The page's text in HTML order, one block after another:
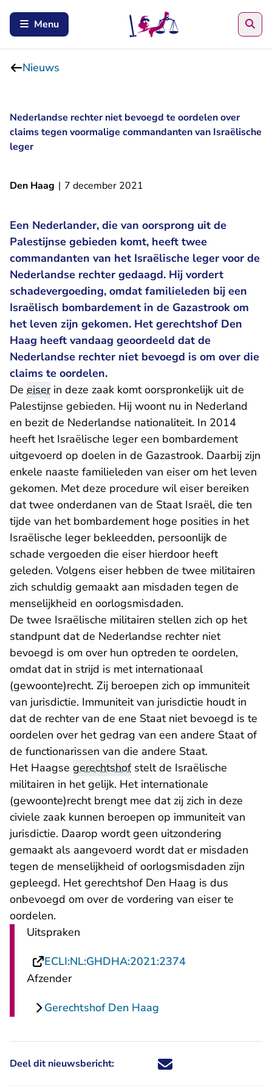
Menu
Nieuws
Nederlandse rechter niet bevoegd te oordelen over
claims tegen voormalige commandanten van Israëlische
leger
Den Haag | 7 december 2021
Een Nederlander, die van oorsprong uit de
Palestijnse gebieden komt, heeft twee
commandanten van het Israëlische leger voor de
Nederlandse rechter gedaagd. Hij vordert
schadevergoeding, omdat familieleden bij een
Israëlisch bombardement in de Gazastrook om
het leven zijn gekomen. Het gerechtshof Den
Haag heeft vandaag geoordeeld dat de
Nederlandse rechter niet bevoegd is om over die
claims te oordelen.
De eiserin deze zaak komt oorspronkelijk uit de
Palestijnse gebieden. Hij woont nu in Nederland
en bezit de Nederlandse nationaliteit. In 2014
heeft het Israëlische leger een bombardement
uitgevoerd op doelen in de Gazastrook. Daarbij zijn
enkele naaste familieleden van eiser om het leven
gekomen. Met deze procedure wil eiser bereiken
dat twee onderdanen van de Staat Israël, die ten
tijde van het bombardement hoge posities in het
Israëlische leger bekleedden, persoonlijk de
schade vergoeden die eiser hierdoor heeft
geleden. Volgens eiser hebben de twee militairen
zich schuldig gemaakt aan misdaden tegen de
menselijkheid en oorlogsmisdaden.
De twee Israëlische militairen stellen zich op het
standpunt dat de Nederlandse rechter niet
bevoegd is om over hun optreden te oordelen,
omdat dat in strijd is met internationaal
(gewoonte)recht. Zij beroepen zich op immuniteit
van jurisdictie. Immuniteit van jurisdictie houdt in
dat de rechter van de ene Staat niet bevoegd is te
oordelen over het gedrag van een andere Staat of
de functionarissen van die andere Staat.
Het Haagse gerechtshofstelt de Israëlische
militairen in het gelijk. Het internationale
(gewoonte)recht brengt mee dat zij zich in deze
civiele zaak kunnen beroepen op immuniteit van
jurisdictie. Daarop wordt geen uitzondering
gemaakt als aangevoerd wordt dat er misdaden
tegen de menselijkheid of oorlogsmisdaden zijn
gepleegd. Het gerechtshof Den Haag is dus
onbevoegd om over de vordering van eiser te
oordelen.
Uitspraken
ECLI:NL:GHDHA:2021:2374- U verlaat
Afzender
Gerechtshof Den Haag
Deel dit nieuwsbericht: Deel dit nieuwsbericht via X -
Deel dit nieuwsbericht via
Deel dit nieuwsbericht
Deel dit